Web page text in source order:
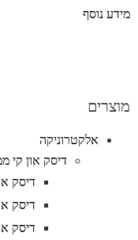
מוצרים
אלקטרוניקה
דיסק און קי
דיסק
דיסק
דיסק
מידע נוסף